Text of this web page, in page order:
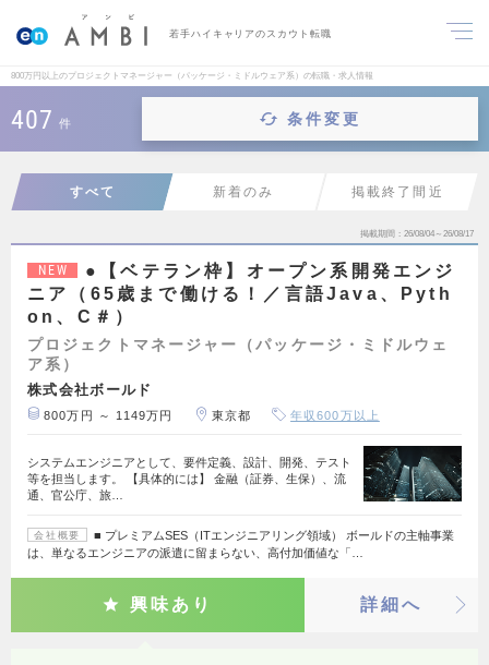
若手ハイキャリアのスカウト転職
800万円以上のプロジェクトマネージャー（パッケージ・ミドルウェア系）の転職・求人情報
407 件 条件変更
すべて 新着のみ 掲載終了間近
掲載期間 26/08/04～26/08/17
NEW
●【ベテラン枠】オープン系開発エンジ
ニア（65歳まで働ける！／言語Java、Pyth
on、C＃）
プロジェクトマネージャー（パッケージ・ミドルウェ
ア系）
株式会社ボールド
800万円 ～ 1149万円 東京都 年収600万以上
システムエンジニアとして、要件定義、設計、開発、テスト
等を担当します。 【具体的には】 金融（証券、生保）、流
通、官公庁、旅…
会社概要
■ プレミアムSES（ITエンジニアリング領域） ボールドの主軸事業
は、単なるエンジニアの派遣に留まらない、高付加価値な「…
興味あり 詳細へ